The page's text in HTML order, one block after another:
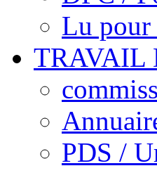
Lu pour
TRAVAIL
PDS /